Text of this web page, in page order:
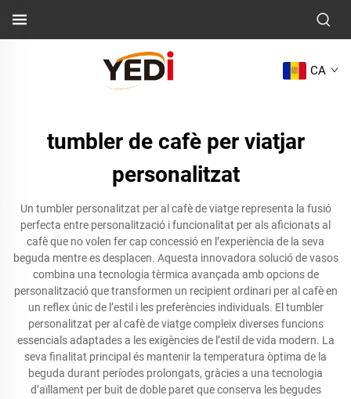
CA
tumbler de cafè per viatjar
personalitzat
Un tumbler personalitzat per al cafè de viatge representa la fusió
perfecta entre personalització i funcionalitat per als aficionats al
cafè que no volen fer cap concessió en l’experiència de la seva
beguda mentre es desplacen. Aquesta innovadora solució de vasos
combina una tecnologia tèrmica avançada amb opcions de
personalització que transformen un recipient ordinari per al cafè en
un reflex únic de l’estil i les preferències individuals. El tumbler
personalitzat per al cafè de viatge compleix diverses funcions
essencials adaptades a les exigències de l’estil de vida modern. La
seva finalitat principal és mantenir la temperatura òptima de la
beguda durant períodes prolongats, gràcies a una tecnologia
d’aïllament per buit de doble paret que conserva les begudes